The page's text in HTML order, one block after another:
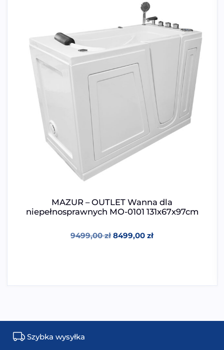
MAZUR – OUTLET Wanna dla
niepełnosprawnych MO-0101 131x67x97cm
9499,00zł 8499,00zł
Szybka wysyłka